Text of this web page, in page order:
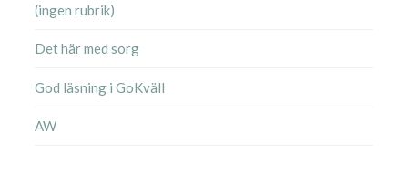
(ingen rubrik)
Det här med sorg
God läsning i GoKväll
AW